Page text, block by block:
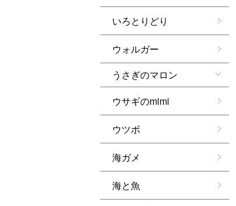
いろとりどり
ウォルガー
うさぎのマロン
ウサギのmimi
ウツボ
海ガメ
海と魚